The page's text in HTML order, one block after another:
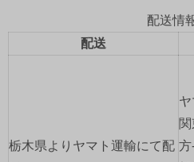
ー
配送情
配送
栃木県よりヤマト運輸にて配 方